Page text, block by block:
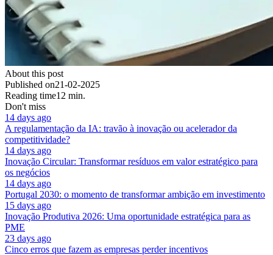
About this post
Published on21-02-2025
Reading time12 min.
Don't miss
14 days ago
A regulamentação da IA: travão à inovação ou acelerador da
competitividade?
14 days ago
Inovação Circular: Transformar resíduos em valor estratégico para
os negócios
14 days ago
Portugal 2030: o momento de transformar ambição em investimento
15 days ago
Inovação Produtiva 2026: Uma oportunidade estratégica para as
PME
23 days ago
Cinco erros que fazem as empresas perder incentivos